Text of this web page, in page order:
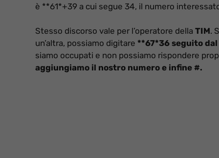
è **61*+39 a cui segue 34, il numero
Stesso discorso vale per l’operatore della TIM.
un’altra, possiamo digitare **67*36 seguito
siamo occupati e non possiamo rispondere
aggiungiamo il nostro numero e infine #.